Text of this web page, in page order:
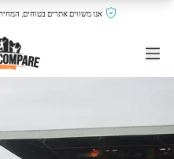
אנו משווים אתרים בטוחים,